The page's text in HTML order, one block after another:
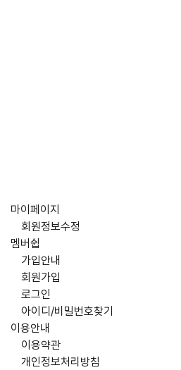
마이페이지
회원정보수정
멤버쉽
가입안내
회원가입
로그인
아이디/비밀번호찾기
이용안내
이용약관
개인정보처리방침